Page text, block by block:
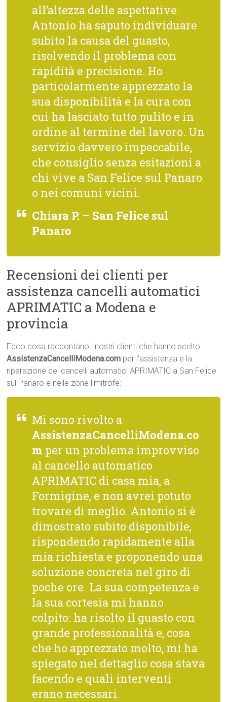
all’altezza delle aspettative.
Antonio ha saputo individuare
subito la causa del guasto,
risolvendo il problema con
rapidità e precisione. Ho
particolarmente apprezzato la
sua disponibilità e la cura con
cui ha lasciato tutto pulito e in
ordine al termine del lavoro. Un
servizio davvero impeccabile,
che consiglio senza esitazioni a
chi vive a San Felice sul Panaro
o nei comuni vicini.
Chiara P. – San Felice sul
Panaro
Recensioni dei clienti per
assistenza cancelli automatici
APRIMATIC a Modena e
provincia
Ecco cosa raccontano i nostri clienti che hanno scelto
AssistenzaCancelliModena.com per l’assistenza e la
riparazione dei cancelli automatici APRIMATIC a San Felice
sul Panaro e nelle zone limitrofe:
Mi sono rivolto a
AssistenzaCancelliModena.co
m per un problema improvviso
al cancello automatico
APRIMATIC di casa mia, a
Formigine, e non avrei potuto
trovare di meglio. Antonio si è
dimostrato subito disponibile,
rispondendo rapidamente alla
mia richiesta e proponendo una
soluzione concreta nel giro di
poche ore. La sua competenza e
la sua cortesia mi hanno
colpito: ha risolto il guasto con
grande professionalità e, cosa
che ho apprezzato molto, mi ha
spiegato nel dettaglio cosa stava
facendo e quali interventi
erano necessari.